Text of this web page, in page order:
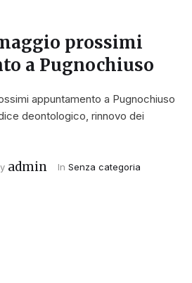
prossimi
a Pugnochiuso
appuntamento a Pugnochiuso
deontologico, rinnovo dei
admin In Senza categoria